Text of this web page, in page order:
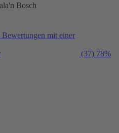
Bosch
mit einer
(37) 78%